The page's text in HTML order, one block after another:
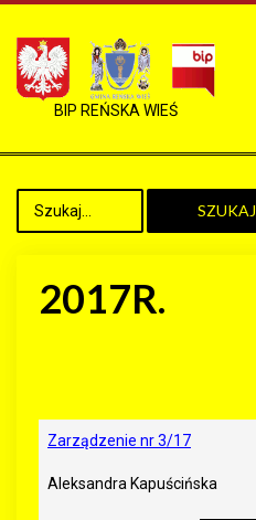
BIP REŃSKA WIEŚ
SZUKAJ
2017R.
Zarządzenie nr 3/17
Aleksandra Kapuścińska